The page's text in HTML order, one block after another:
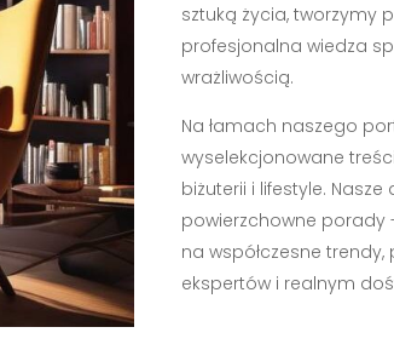
sztuką życia, tworzymy
profesjonalna wiedza
wrażliwością.
Na łamach naszego
wyselekcjonowane
biżuterii i lifestyle. Nasze
powierzchowne porady
na współczesne
ekspertów i realnym